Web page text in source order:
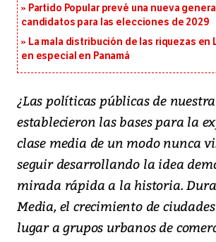
Partido Popular prevé una nueva
candidatos para las elecciones de 2029
La mala distribución de las riquezas en
en especial en Panamá
¿Las políticas públicas de
establecieron las bases para la
clase media de un modo nunca
seguir desarrollando la idea
mirada rápida a la historia.
Media, el crecimiento de
lugar a grupos urbanos de